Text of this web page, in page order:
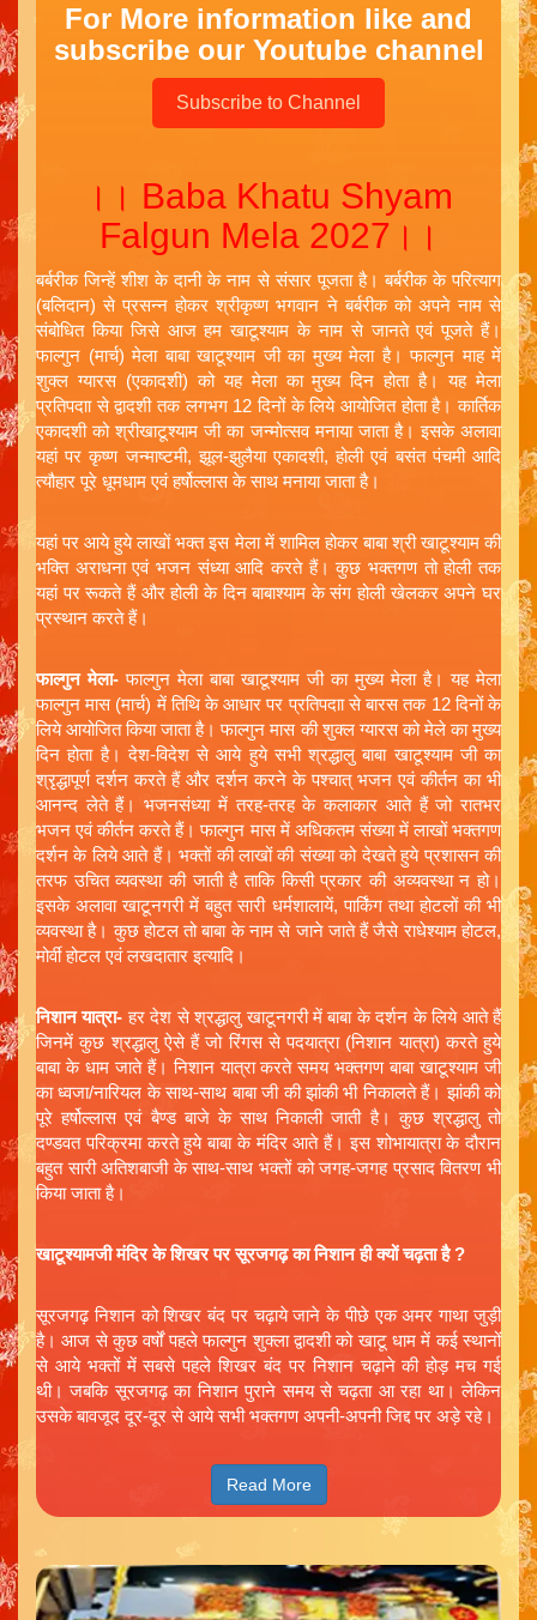
For More information like and
subscribe our Youtube channel
Subscribe to Channel
।। Baba Khatu Shyam
Falgun Mela 2027।।
बर्बरीक जिन्हें शीश के दानी के नाम से संसार पूजता है। बर्बरीक के परित्याग
(बलिदान) से प्रसन्न होकर श्रीकृष्ण भगवान ने बर्बरीक को अपने नाम से
संबोधित किया जिसे आज हम खाटूश्याम के नाम से जानते एवं पूजते हैं।
फाल्गुन (मार्च) मेला बाबा खाटूश्याम जी का मुख्य मेला है। फाल्गुन माह में
शुक्ल ग्यारस (एकादशी) को यह मेला का मुख्य दिन होता है। यह मेला
प्रतिपदाा से द्वादशी तक लगभग 12 दिनों के लिये आयोजित होता है। कार्तिक
एकादशी को श्रीखाटूश्याम जी का जन्मोत्सव मनाया जाता है। इसके अलावा
यहां पर कृष्ण जन्माष्टमी, झूल-झुलैया एकादशी, होली एवं बसंत पंचमी आदि
त्यौहार पूरे धूमधाम एवं हर्षोल्लास के साथ मनाया जाता है।
यहां पर आये हुये लाखों भक्त इस मेला में शामिल होकर बाबा श्री खाटूश्याम की
भक्ति अराधना एवं भजन संध्या आदि करते हैं। कुछ भक्तगण तो होली तक
यहां पर रूकते हैं और होली के दिन बाबाश्याम के संग होली खेलकर अपने घर
प्रस्थान करते हैं।
फाल्गुन मेला- फाल्गुन मेला बाबा खाटूश्याम जी का मुख्य मेला है। यह मेला
फाल्गुन मास (मार्च) में तिथि के आधार पर प्रतिपदाा से बारस तक 12 दिनों के
लिये आयोजित किया जाता है। फाल्गुन मास की शुक्ल ग्यारस को मेले का मुख्य
दिन होता है। देश-विदेश से आये हुये सभी श्रद्धालु बाबा खाटूश्याम जी का
श्रृद्धापूर्ण दर्शन करते हैं और दर्शन करने के पश्चात् भजन एवं कीर्तन का भी
आनन्द लेते हैं। भजनसंध्या में तरह-तरह के कलाकार आते हैं जो रातभर
भजन एवं कीर्तन करते हैं। फाल्गुन मास में अधिकतम संख्या में लाखों भक्तगण
दर्शन के लिये आते हैं। भक्तों की लाखों की संख्या को देखते हुये प्रशासन की
तरफ उचित व्यवस्था की जाती है ताकि किसी प्रकार की अव्यवस्था न हो।
इसके अलावा खाटूनगरी में बहुत सारी धर्मशालायें, पार्किंग तथा होटलों की भी
व्यवस्था है। कुछ होटल तो बाबा के नाम से जाने जाते हैं जैसे राधेश्याम होटल,
मोर्वी होटल एवं लखदातार इत्यादि।
निशान यात्रा- हर देश से श्रद्धालु खाटूनगरी में बाबा के दर्शन के लिये आते हैं
जिनमें कुछ श्रद्धालु ऐसे हैं जो रिंगस से पदयात्रा (निशान यात्रा) करते हुये
बाबा के धाम जाते हैं। निशान यात्रा करते समय भक्तगण बाबा खाटूश्याम जी
का ध्वजा/नारियल के साथ-साथ बाबा जी की झांकी भी निकालते हैं। झांकी को
पूरे हर्षोल्लास एवं बैण्ड बाजे के साथ निकाली जाती है। कुछ श्रद्धालु तो
दण्डवत परिक्रमा करते हुये बाबा के मंदिर आते हैं। इस शोभायात्रा के दौरान
बहुत सारी अतिशबाजी के साथ-साथ भक्तों को जगह-जगह प्रसाद वितरण भी
किया जाता है।
खाटूश्यामजी मंदिर के शिखर पर सूरजगढ़ का निशान ही क्यों चढ़ता है ?
सूरजगढ़ निशान को शिखर बंद पर चढ़ाये जाने के पीछे एक अमर गाथा जुड़ी
है। आज से कुछ वर्षों पहले फाल्गुन शुक्ला द्वादशी को खाटू धाम में कई स्थानों
से आये भक्तों में सबसे पहले शिखर बंद पर निशान चढ़ाने की होड़ मच गई
थी। जबकि सूरजगढ़ का निशान पुराने समय से चढ़ता आ रहा था। लेकिन
उसके बावजूद दूर-दूर से आये सभी भक्तगण अपनी-अपनी जिद्द पर अड़े रहे।
Read More